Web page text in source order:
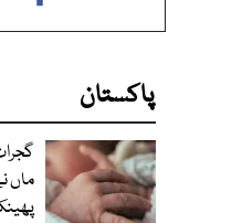
پاکستان
ماں